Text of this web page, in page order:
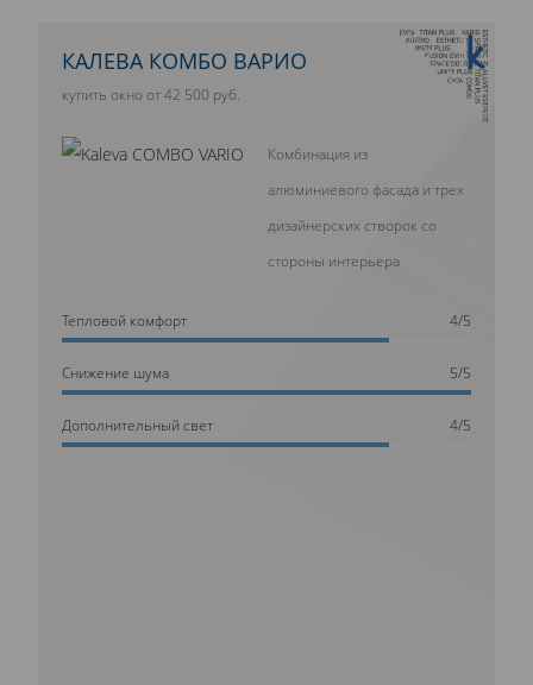
10 ЛЕТ ГАРАНТИИ
КАЛЕВА КОМБО ВАРИО
купить окно от 42 500 руб.
Комбинация из
алюминиевого фасада и трех
дизайнерских створок со
стороны интерьера
Тепловой комфорт 4/5
Cнижение шума 5/5
Дополнительный свет 4/5